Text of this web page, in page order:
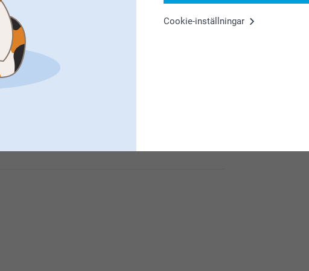
Cookie-inställningar
2
Vi är så glada att du är nöjd med det personligt
(1 omdömen)